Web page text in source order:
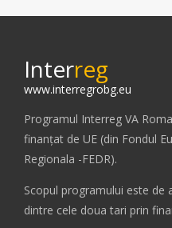
Interreg
www.interregrobg.eu
Programul Interreg VA
finanțat de UE (din Fondul
Regionala -FEDR).
Scopul programului este de
dintre cele doua tari prin